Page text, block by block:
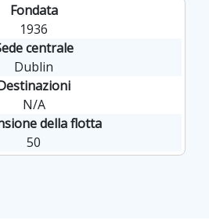
Fondata
1936
centrale
Dublin
N/A
della flotta
50